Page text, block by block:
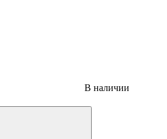
В наличии